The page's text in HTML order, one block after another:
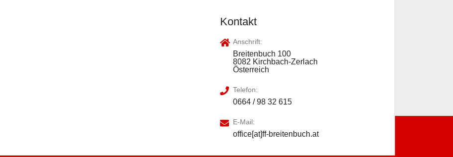
Kontakt
Anschrift:
Breitenbuch 100
8082 Kirchbach-Zerlach
Österreich
Telefon:
0664 / 98 32 615
E-Mail:
office[at]ff-breitenbuch.at